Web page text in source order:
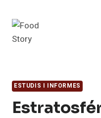
contingut
ESTUDIS I INFORMES